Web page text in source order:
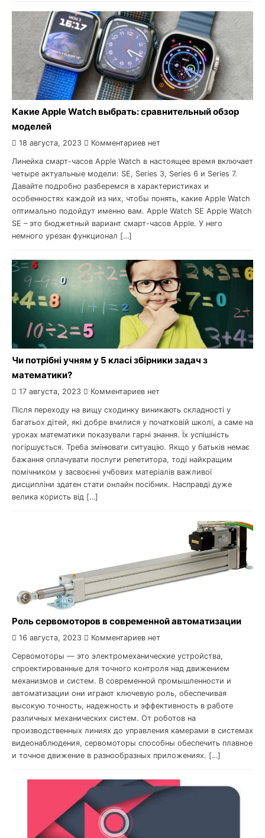
Какие Apple Watch выбрать: сравнительный обзор
моделей
18 августа, 2023 Комментариев нет
Линейка смарт-часов Apple Watch в настоящее время включает
четыре актуальные модели: SE, Series 3, Series 6 и Series 7.
Давайте подробно разберемся в характеристиках и
особенностях каждой из них, чтобы понять, какие Apple Watch
оптимально подойдут именно вам. Apple Watch SE Apple Watch
SE – это бюджетный вариант смарт-часов Apple. У него
немного урезан функционал […]
Чи потрібні учням у 5 класі збірники задач з
математики?
17 августа, 2023 Комментариев нет
Після переходу на вищу сходинку виникають складності у
багатьох дітей, які добре вчилися у початковій школі, а саме на
уроках математики показували гарні знання. Їх успішність
погіршується. Треба змінювати ситуацію. Якщо у батьків немає
бажання оплачувати послуги репетитора, тоді найкращим
помічником у засвоєнні учбових матеріалів важливої
дисципліни здатен стати онлайн посібник. Насправді дуже
велика користь від […]
Роль сервомоторов в современной автоматизации
16 августа, 2023 Комментариев нет
Сервомоторы — это электромеханические устройства,
спроектированные для точного контроля над движением
механизмов и систем. В современной промышленности и
автоматизации они играют ключевую роль, обеспечивая
высокую точность, надежность и эффективность в работе
различных механических систем. От роботов на
производственных линиях до управления камерами в системах
видеонаблюдения, сервомоторы способны обеспечить плавное
и точное движение в разнообразных приложениях. […]